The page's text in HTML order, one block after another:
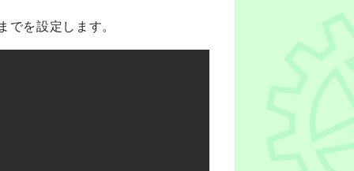
を設定します。